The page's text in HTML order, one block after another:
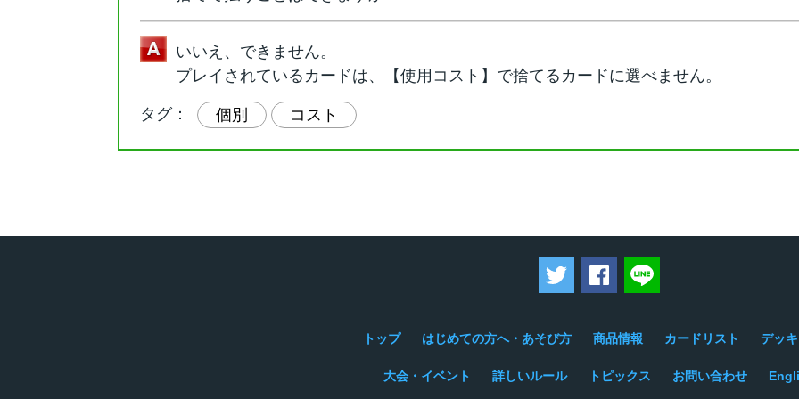
いいえ、できません。
プレイされているカードは、【使用コスト】で捨てるカードに選べません。
タグ： 個別 コスト
ツイートするFacebookでシェアする
トップ はじめての方へ・あそび方 商品情報 カードリスト デッ
大会・イベント 詳しいルール トピックス お問い合わせ